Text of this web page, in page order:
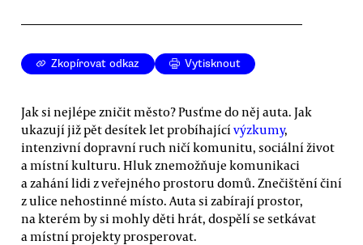
Zkopírovat odkaz Vytisknout
Jak si nejlépe zničit město? Pusťme do něj auta. Jak
ukazují již pět desítek let probíhající výzkumy,
intenzivní dopravní ruch ničí komunitu, sociální život
a místní kulturu. Hluk znemožňuje komunikaci
a zahání lidi z veřejného prostoru domů. Znečištění činí
z ulice nehostinné místo. Auta si zabírají prostor,
na kterém by si mohly děti hrát, dospělí se setkávat
a místní projekty prosperovat.